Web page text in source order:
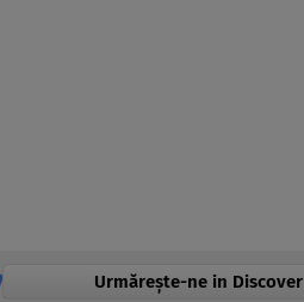
Urmărește-ne in Discover